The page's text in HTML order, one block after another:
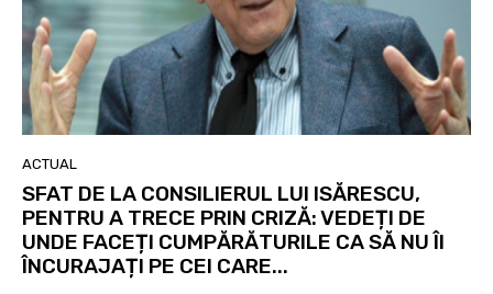
ACTUAL
SFAT DE LA CONSILIERUL LUI ISĂRESCU,
PENTRU A TRECE PRIN CRIZĂ: VEDEȚI DE
UNDE FACEȚI CUMPĂRĂTURILE CA SĂ NU ÎI
ÎNCURAJAȚI PE CEI CARE...